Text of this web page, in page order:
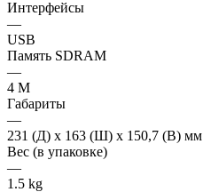
Интерфейсы
—
USB
Память SDRAM
—
4 M
Габариты
—
231 (Д) x 163 (Ш) x 150,7 (В) мм
Вес (в упаковке)
—
1.5 kg